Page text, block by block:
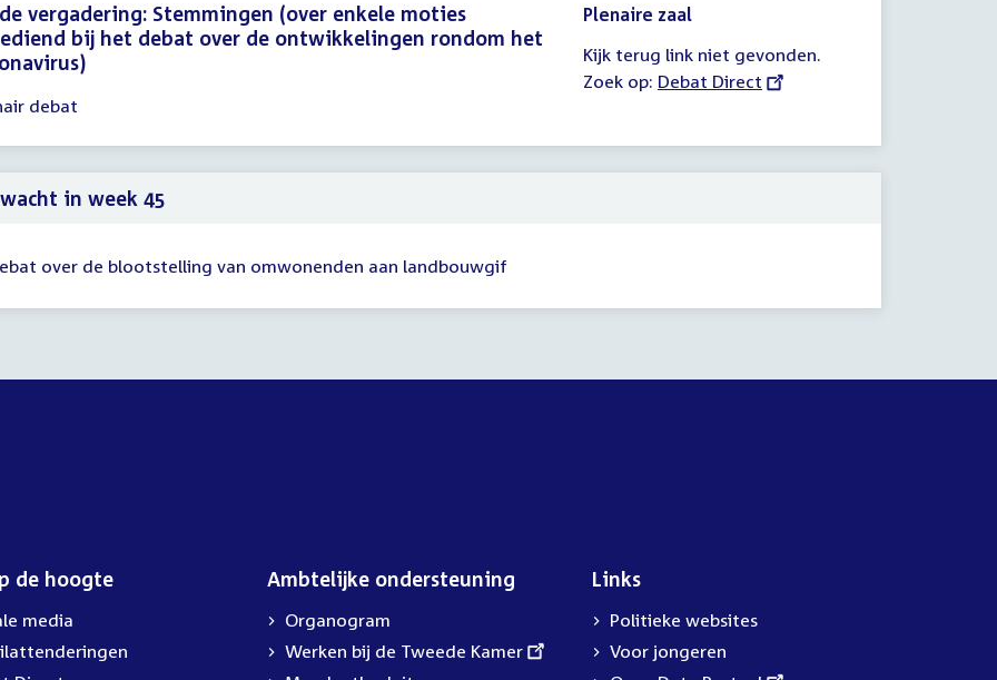
vergadering: Stemmingen (over enkele moties
bij het debat over de ontwikkelingen rondom het
debat
Plenaire zaal
Kijk terug link niet gevonden.
Zoek op: External
Debat Direct
in week 45
over de blootstelling van omwonenden aan landbouwgif
de hoogte
media
Ambtelijke ondersteuning
Organogram
External
link:
Werken bij de Tweede Kamer
Links
Politieke websites
Voor jongeren